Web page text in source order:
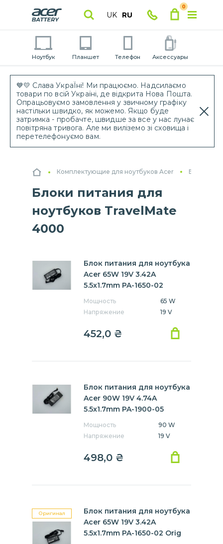
💙💛 Слава УкраЇні! Ми працюємо. Надсилаємо
товари по всій Україні, де відкрита Нова Пошта.
Опрацьовуємо замовлення у звичному графіку
настільки швидко, як можемо. Якщо буде
затримка - пробачте, швидше за все у нас лунає
повітряна тривога. Але ми виліземо зі сховища і
перетелефонуємо вам.
UK RU
0
Ноутбук Планшет Телефон Аксессуары
Комплектующие для ноутбуков Acer Блоки
Блоки питания для
ноутбуков TravelMate
4000
Блок питания для ноутбука
Acer 65W 19V 3.42A
5.5x1.7mm PA-1650-02
Мощность
65 W
Напряжение
19 V
452,0 ₴
Блок питания для ноутбука
Acer 90W 19V 4.74A
5.5x1.7mm PA-1900-05
Мощность
90 W
Напряжение
19 V
498,0 ₴
Оригинал
Блок питания для ноутбука
Acer 65W 19V 3.42A
5.5x1.7mm PA-1650-02 Orig